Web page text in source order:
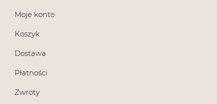
Moje konto
Koszyk
Dostawa
Płatności
Zwroty